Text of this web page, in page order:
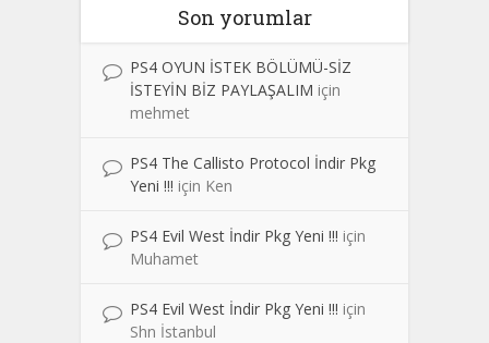
Son yorumlar
PS4 OYUN İSTEK BÖLÜMÜ-SİZ
İSTEYİN BİZ PAYLAŞALIM için
mehmet
PS4 The Callisto Protocol İndir Pkg
Yeni !!! için Ken
PS4 Evil West İndir Pkg Yeni !!! için
Muhamet
PS4 Evil West İndir Pkg Yeni !!! için
Shn İstanbul